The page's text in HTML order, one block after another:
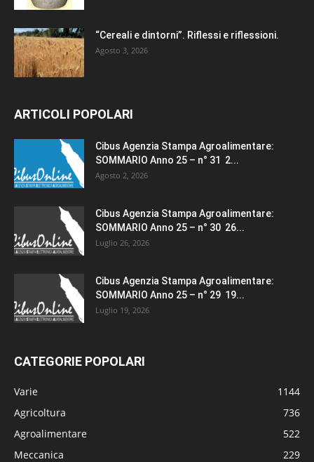
“Cereali e dintorni”. Riflessi e riflessioni.
Agosto 3, 2026
ARTICOLI POPOLARI
Cibus Agenzia Stampa Agroalimentare:
SOMMARIO Anno 25 – n° 31 2...
Agosto 2, 2026
Cibus Agenzia Stampa Agroalimentare:
SOMMARIO Anno 25 – n° 30 26...
Luglio 26, 2026
Cibus Agenzia Stampa Agroalimentare:
SOMMARIO Anno 25 – n° 29 19...
Luglio 19, 2026
CATEGORIE POPOLARI
Varie
1144
Agricoltura
736
Agroalimentare
522
Meccanica
229